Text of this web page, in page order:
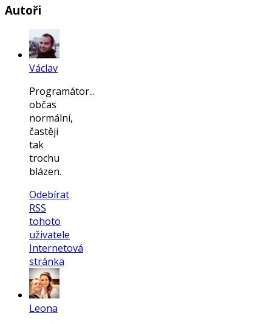
Autoři
Václav
Programátor...
občas
normální,
častěji
tak
trochu
blázen.
Odebírat
RSS
tohoto
uživatele
Internetová
stránka
Leona